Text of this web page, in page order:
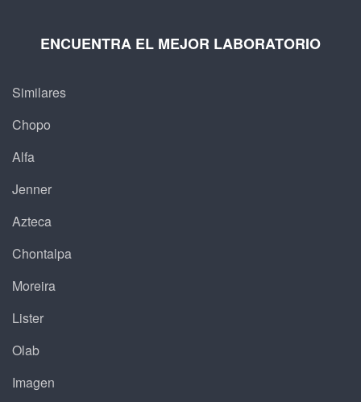
ENCUENTRA EL MEJOR LABORATORIO
Similares
Chopo
Alfa
Jenner
Azteca
Chontalpa
Moreira
Lister
Olab
Imagen